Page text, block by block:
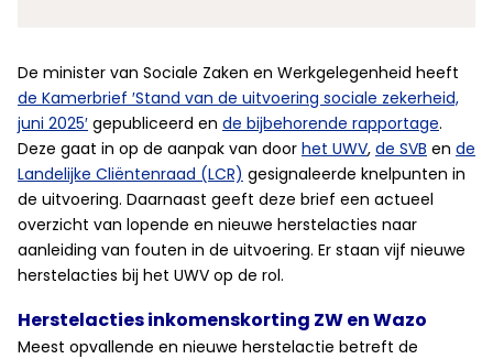
De minister van Sociale Zaken en Werkgelegenheid heeft
de Kamerbrief ′Stand van de uitvoering sociale zekerheid,
juni 2025′ gepubliceerd en de bijbehorende rapportage.
Deze gaat in op de aanpak van door het UWV, de SVB en de
Landelijke Cliëntenraad (LCR) gesignaleerde knelpunten in
de uitvoering. Daarnaast geeft deze brief een actueel
overzicht van lopende en nieuwe herstelacties naar
aanleiding van fouten in de uitvoering. Er staan vijf nieuwe
herstelacties bij het UWV op de rol.
Herstelacties inkomenskorting ZW en Wazo
Meest opvallende en nieuwe herstelactie betreft de